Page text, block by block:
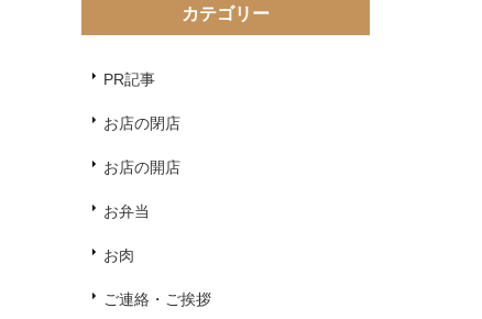
カテゴリー
PR記事
お店の閉店
お店の開店
お弁当
お肉
ご連絡・ご挨拶